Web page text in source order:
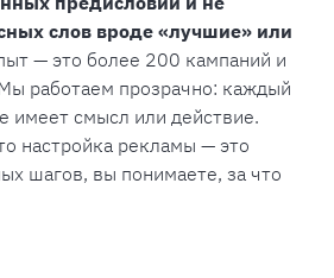
слов вроде «лучшие» или
— это более 200 кампаний и
работаем прозрачно: каждый
имеет смысл или действие.
настройка рекламы — это
шагов, вы понимаете, за что